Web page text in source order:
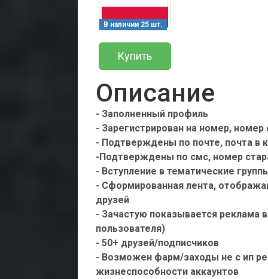
В наличии 25 шт.
Купить
Описание
- Заполненный профиль
- Зарегистрирован на номер,
- Подтверждены по почте, почта в
-Подтверждены по смс, номер
- Вступление в тематические
- Сформированная лента,
друзей
- Зачастую показывается реклама
пользователя)
- 50+ друзей/подписчиков
- Возможен фарм/заходы не с ип
жизнеспособности аккаунтов